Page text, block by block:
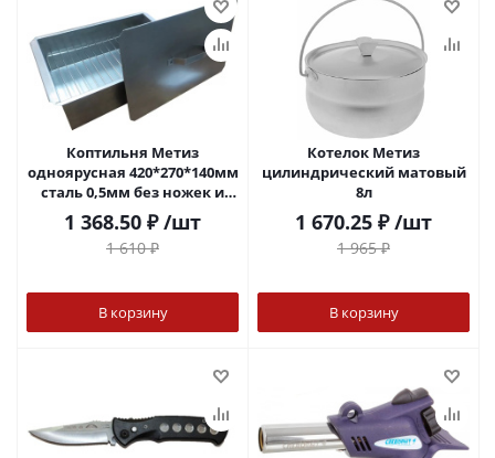
Коптильня Метиз
одноярусная 420*270*140мм
сталь 0,5мм без ножек и
поддона нержавейка
1 368.50 ₽ /шт
1 610₽
В корзину
Котелок Метиз
цилиндрический матовый
8л
1 670.25 ₽ /шт
1 965₽
В корзину